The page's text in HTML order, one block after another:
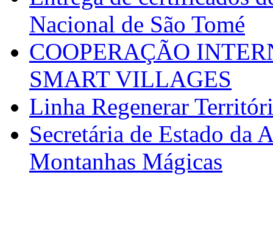
Nacional de São Tomé
COOPERAÇÃO
SMART VILLAGES
Linha Regenerar
Secretária de Estado da
Montanhas Mágicas